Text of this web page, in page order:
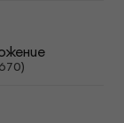
)